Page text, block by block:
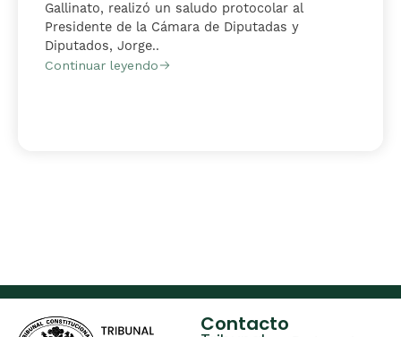
Gallinato, realizó un saludo protocolar al
Presidente de la Cámara de Diputadas y
Diputados, Jorge..
Continuar leyendo
Contacto